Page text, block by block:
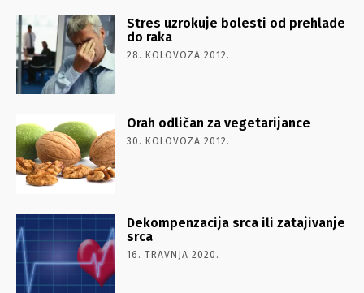
Stres uzrokuje bolesti od prehlade
do raka
28. KOLOVOZA 2012.
Orah odličan za vegetarijance
30. KOLOVOZA 2012.
Dekompenzacija srca ili zatajivanje
srca
16. TRAVNJA 2020.